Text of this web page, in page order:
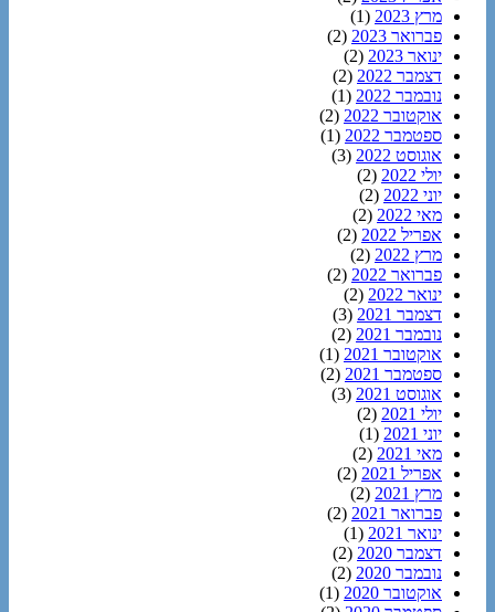
מרץ 2023
(1)
פברואר 2023
(2)
ינואר 2023
(2)
דצמבר 2022
(2)
נובמבר 2022
(1)
אוקטובר 2022
(2)
ספטמבר 2022
(1)
אוגוסט 2022
(3)
יולי 2022
(2)
יוני 2022
(2)
מאי 2022
(2)
אפריל 2022
(2)
מרץ 2022
(2)
פברואר 2022
(2)
ינואר 2022
(2)
דצמבר 2021
(3)
נובמבר 2021
(2)
אוקטובר 2021
(1)
ספטמבר 2021
(2)
אוגוסט 2021
(3)
יולי 2021
(2)
יוני 2021
(1)
מאי 2021
(2)
אפריל 2021
(2)
מרץ 2021
(2)
פברואר 2021
(2)
ינואר 2021
(1)
דצמבר 2020
(2)
נובמבר 2020
(2)
אוקטובר 2020
(1)